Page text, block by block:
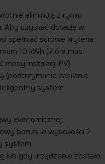
eliminują z rynku
Aby uzyskać dotację w
spełniać surowe kryteria
10 kWh (która musi
mocy instalacji PV),
(podtrzymanie zasilania
system
ekonomicznej,
bonus w wysokości 2
system
lub gdy urządzenie zostało